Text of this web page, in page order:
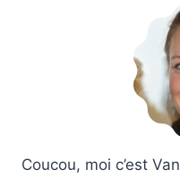
Coucou, moi c’est